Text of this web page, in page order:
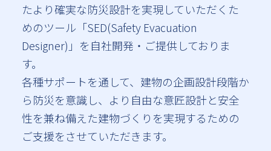
たより確実な防災設計を実現していただくた
めのツール「SED(Safety Evacuation
Designer)」を自社開発・ご提供しておりま
す。
各種サポートを通して、建物の企画設計段階か
ら防災を意識し、より自由な意匠設計と安全
性を兼ね備えた建物づくりを実現するための
ご支援をさせていただきます。